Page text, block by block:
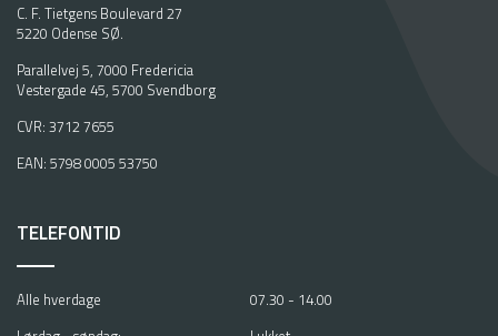
C. F. Tietgens Boulevard 27
5220 Odense SØ.
Parallelvej 5, 7000 Fredericia
Vestergade 45, 5700 Svendborg
CVR: 3712 7655
EAN: 5798 0005 53750
TELEFONTID
Alle hverdage
07.30 - 14.00